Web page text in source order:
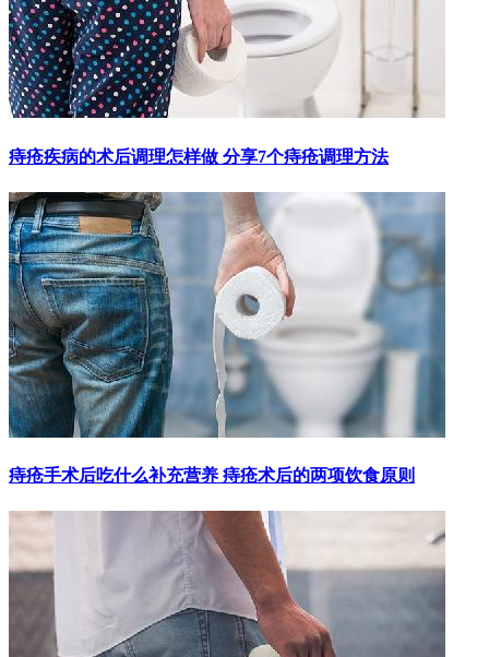
痔疮疾病的术后调理怎样做 分享7个痔疮调理方法
痔疮手术后吃什么补充营养 痔疮术后的两项饮食原则